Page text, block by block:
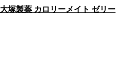
大塚製薬 カロリーメイト ゼリー